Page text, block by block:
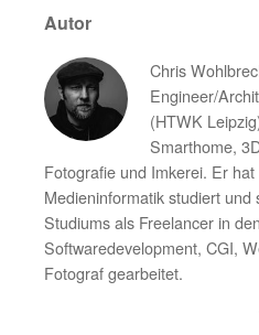
Autor
Chris
Engineer/
(HTWK
Smarthome,
Fotografie und Imkerei. Er
Medieninformatik studiert und
Studiums als Freelancer in
Softwaredevelopment, CGI,
Fotograf gearbeitet.